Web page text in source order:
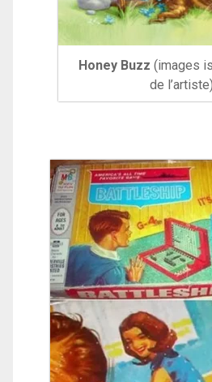
Honey Buzz (images
de l’artiste)